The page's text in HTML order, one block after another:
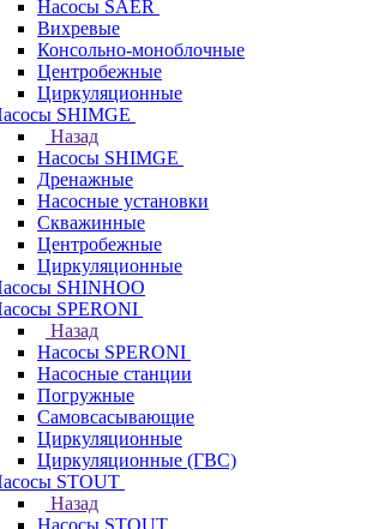
Насосы SAER
Вихревые
Консольно-моноблочные
Центробежные
Циркуляционные
SHIMGE
Назад
Насосы SHIMGE
Дренажные
Насосные установки
Скважинные
Центробежные
Циркуляционные
SHINHOO
SPERONI
Назад
Насосы SPERONI
Насосные станции
Погружные
Самовсасывающие
Циркуляционные
Циркуляционные (ГВС)
STOUT
Назад
Насосы STOUT